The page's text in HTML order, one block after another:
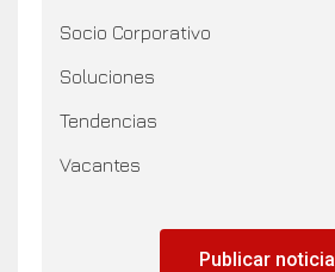
Socio Corporativo
Soluciones
Tendencias
Vacantes
Publicar noticia